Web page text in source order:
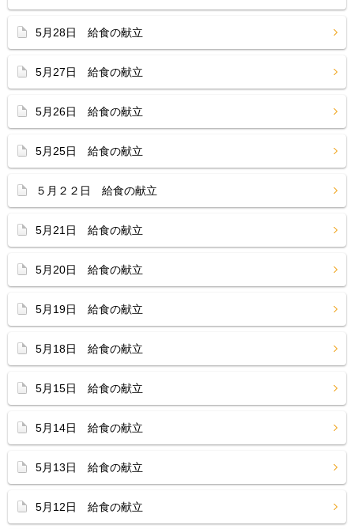
5月28日 給食の献立
5月27日 給食の献立
5月26日 給食の献立
5月25日 給食の献立
５月２２日 給食の献立
5月21日 給食の献立
5月20日 給食の献立
5月19日 給食の献立
5月18日 給食の献立
5月15日 給食の献立
5月14日 給食の献立
5月13日 給食の献立
5月12日 給食の献立